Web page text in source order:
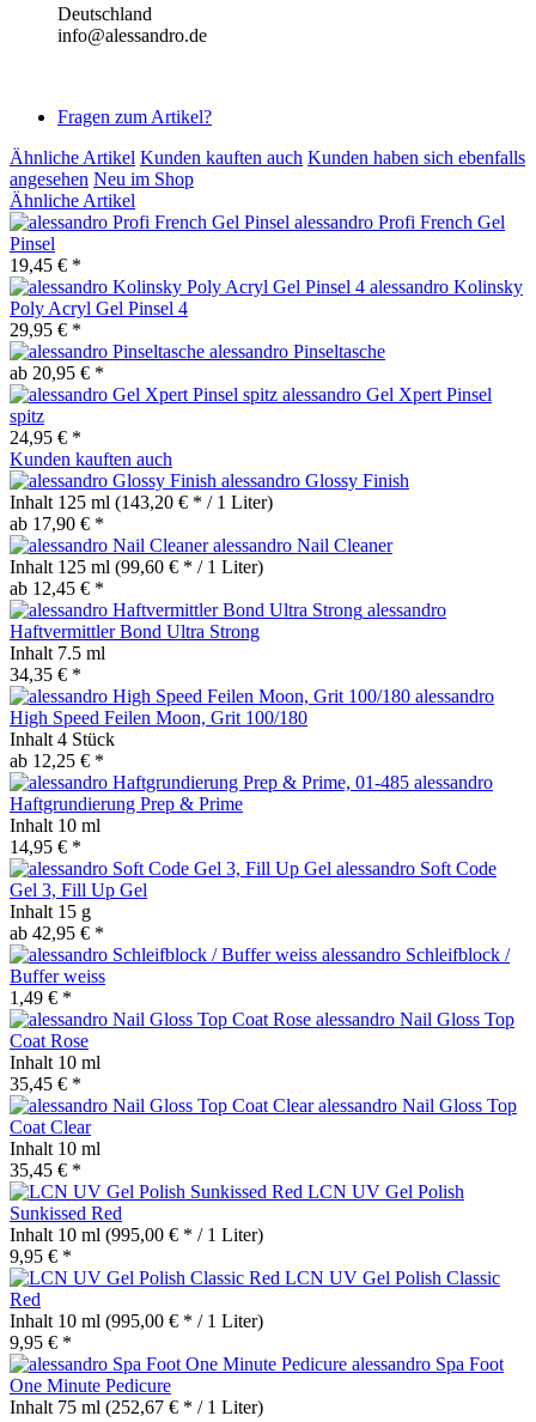
Deutschland
info@alessandro.de
Fragen zum Artikel?
Ähnliche Artikel Kunden kauften auch Kunden haben sich ebenfalls
angesehen Neu im Shop
Ähnliche Artikel
alessandro Profi French Gel
Pinsel
19,45 € *
alessandro Kolinsky
Poly Acryl Gel Pinsel 4
29,95 € *
alessandro Pinseltasche
ab 20,95 € *
alessandro Gel Xpert Pinsel
spitz
24,95 € *
Kunden kauften auch
alessandro Glossy Finish
Inhalt 125 ml (143,20 € * / 1 Liter)
ab 17,90 € *
alessandro Nail Cleaner
Inhalt 125 ml (99,60 € * / 1 Liter)
ab 12,45 € *
alessandro
Haftvermittler Bond Ultra Strong
Inhalt 7.5 ml
34,35 € *
alessandro
High Speed Feilen Moon, Grit 100/180
Inhalt 4 Stück
ab 12,25 € *
alessandro
Haftgrundierung Prep & Prime
Inhalt 10 ml
14,95 € *
alessandro Soft Code
Gel 3, Fill Up Gel
Inhalt 15 g
ab 42,95 € *
alessandro Schleifblock /
Buffer weiss
1,49 € *
alessandro Nail Gloss Top
Coat Rose
Inhalt 10 ml
35,45 € *
alessandro Nail Gloss Top
Coat Clear
Inhalt 10 ml
35,45 € *
LCN UV Gel Polish
Sunkissed Red
Inhalt 10 ml (995,00 € * / 1 Liter)
9,95 € *
LCN UV Gel Polish Classic
Red
Inhalt 10 ml (995,00 € * / 1 Liter)
9,95 € *
alessandro Spa Foot
One Minute Pedicure
Inhalt 75 ml (252,67 € * / 1 Liter)